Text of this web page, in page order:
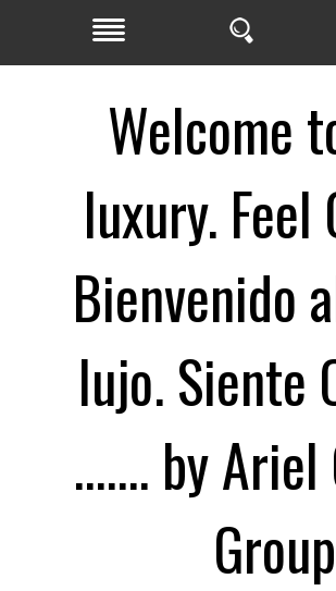
Welcome
luxury. Feel
Bienvenido
lujo. Siente
....... by Ariel
Group